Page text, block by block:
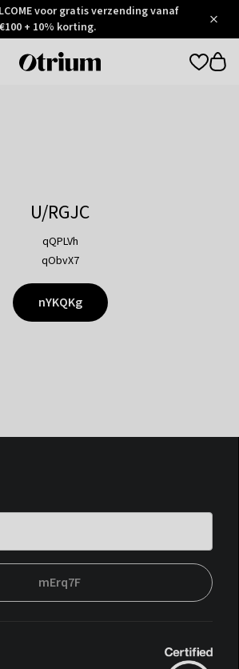
voor gratis verzending vanaf
€100 + 10% korting.
Otrium
U/RGJC
qQPLVh
qObvX7
nYKQKg
mErq7F